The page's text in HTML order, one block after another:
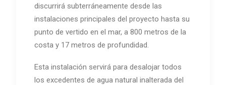
discurrirá subterráneamente desde las
instalaciones principales del proyecto hasta su
punto de vertido en el mar, a 800 metros de la
costa y 17 metros de profundidad.
Esta instalación servirá para desalojar todos
los excedentes de agua natural inalterada del